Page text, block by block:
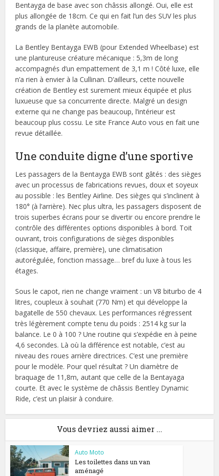
Bentayga de base avec son châssis allongé. Oui, elle est
plus allongée de 18cm. Ce qui en fait l’un des SUV les plus
grands de la planète automobile.
La Bentley Bentayga EWB (pour Extended Wheelbase) est
une plantureuse créature mécanique : 5,3m de long
accompagnés d’un empattement de 3,1 m ! Côté luxe, elle
n’a rien à envier à la Cullinan. D’ailleurs, cette nouvelle
création de Bentley est surement mieux équipée et plus
luxueuse que sa concurrente directe. Malgré un design
externe qui ne change pas beaucoup, l’intérieur est
beaucoup plus cossu. Le site France Auto vous en fait une
revue détaillée.
Une conduite digne d’une sportive
Les passagers de la Bentayga EWB sont gâtés : des sièges
avec un processus de fabrications revues, doux et soyeux
au possible : les Bentley Airline. Des sièges qui s’inclinent à
180° (à l’arrière). Nec plus ultra, les passagers disposent de
trois superbes écrans pour se divertir ou encore prendre le
contrôle des différentes options disponibles à bord. Toit
ouvrant, trois configurations de sièges disponibles
(classique, affaire, première), une climatisation
autorégulée, fonction massage… bref du luxe à tous les
étages.
Sous le capot, rien ne change vraiment : un V8 biturbo de 4
litres, coupleux à souhait (770 Nm) et qui développe la
bagatelle de 550 chevaux. Les performances régressent
très légèrement compte tenu du poids : 2514 kg sur la
balance. Le 0 à 100 ? Une routine qui s’expédie en à peine
4,6 secondes. Là où la différence est notable, c’est au
niveau des roues arrière directrices. C’est une première
pour le modèle. Pour quel résultat ? Un diamètre de
braquage de 11,8m, autant que celle de la Bentayaga
courte. Et avec le système de châssis Bentley Dynamic
Ride, c’est un plaisir à conduire.
Vous devriez aussi aimer ...
Auto Moto
Les toilettes dans un van
aménagé